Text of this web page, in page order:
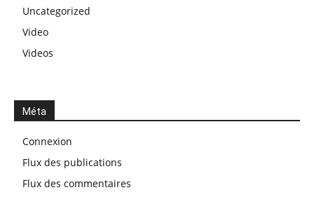
Uncategorized
Video
Videos
Méta
Connexion
Flux des publications
Flux des commentaires